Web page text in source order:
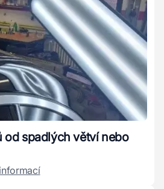
od spadlých větví nebo